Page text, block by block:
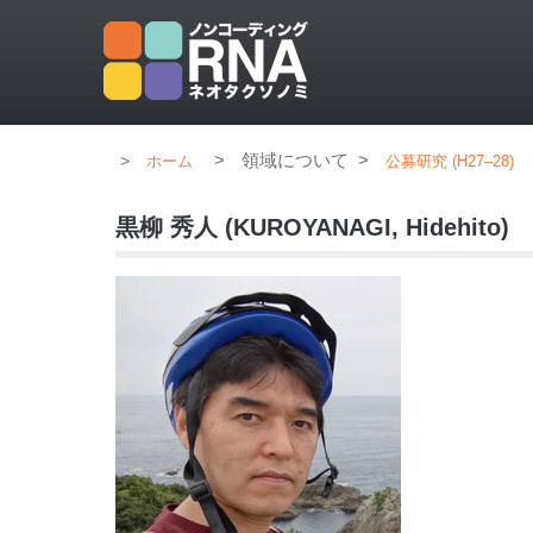
ホーム > 領域について > 公募研究 (H27–28)
黒柳 秀人 (KUROYANAGI, Hidehito)